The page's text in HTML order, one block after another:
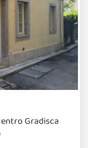
Gradisca